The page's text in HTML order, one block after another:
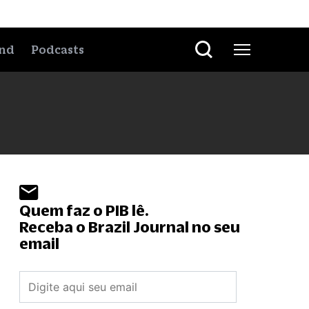
Podcasts
Quem faz o PIB lê.
Receba o Brazil Journal no seu
email